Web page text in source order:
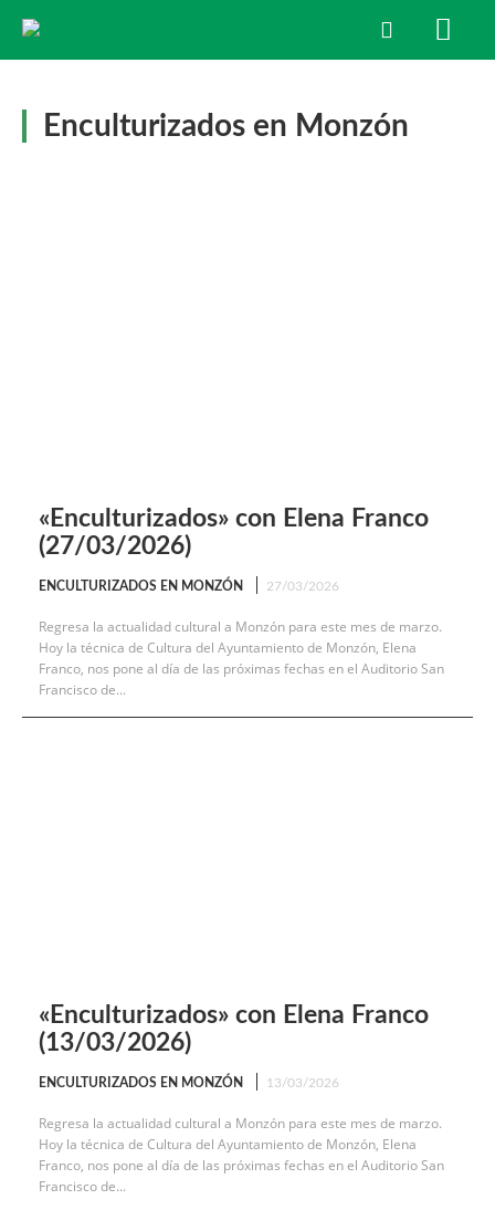
Enculturizados en Monzón
«Enculturizados» con Elena Franco
(27/03/2026)
ENCULTURIZADOS EN MONZÓN 27/03/2026
Regresa la actualidad cultural a Monzón para este mes de marzo.
Hoy la técnica de Cultura del Ayuntamiento de Monzón, Elena
Franco, nos pone al día de las próximas fechas en el Auditorio San
Francisco de...
«Enculturizados» con Elena Franco
(13/03/2026)
ENCULTURIZADOS EN MONZÓN 13/03/2026
Regresa la actualidad cultural a Monzón para este mes de marzo.
Hoy la técnica de Cultura del Ayuntamiento de Monzón, Elena
Franco, nos pone al día de las próximas fechas en el Auditorio San
Francisco de...